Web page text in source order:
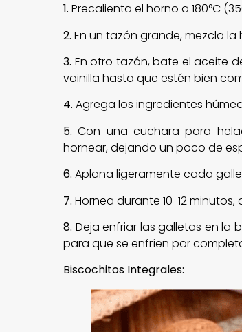
1. Precalienta el horno a 180°C
2. En un tazón grande, mezcla
3. En otro tazón, bate el aceite
vainilla hasta que estén bien
4. Agrega los ingredientes
5. Con una cuchara para
hornear, dejando un poco de
6. Aplana ligeramente cada
7. Hornea durante 10-12
8. Deja enfriar las galletas en la
para que se enfríen por
Biscochitos Integrales: